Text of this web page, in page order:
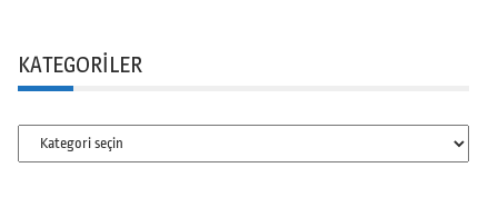
KATEGORILER
Kategoriler